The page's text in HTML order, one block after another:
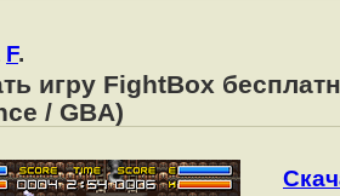
F.
игру FightBox
/ GBA)